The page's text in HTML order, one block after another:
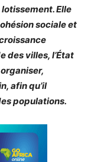
Elle
sociale et
des villes, l’État
afin qu’il
populations.